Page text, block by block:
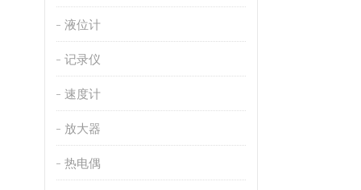
液位计
记录仪
速度计
放大器
热电偶